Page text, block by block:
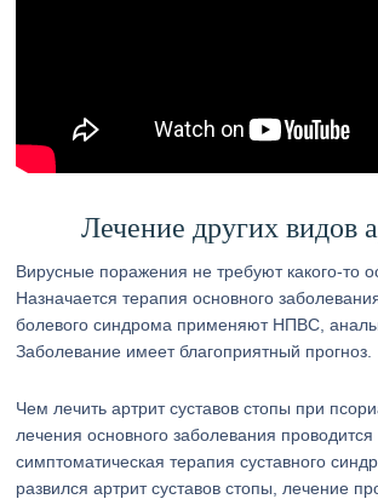
Лечение других видов
Вирусные поражения не требуют какого-то
Назначается терапия основного
болевого синдрома применяют НПВС,
Заболевание имеет благоприятный прогноз.
Чем лечить артрит суставов стопы при
лечения основного заболевания проводится
симптоматическая терапия суставного
развился артрит суставов стопы, лечение